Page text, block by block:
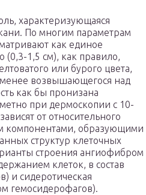
характеризующаяся
По многим параметрам
как единое
1,5 см), как правило,
или бурого цвета,
менее возвышающегося над
как бы пронизана
при дермоскопии с 10-
от относительного
компонентами, образующими
структур клеточных
строения ангиофибром
клеток, в состав
и сидеротическая
гемосидерофагов).